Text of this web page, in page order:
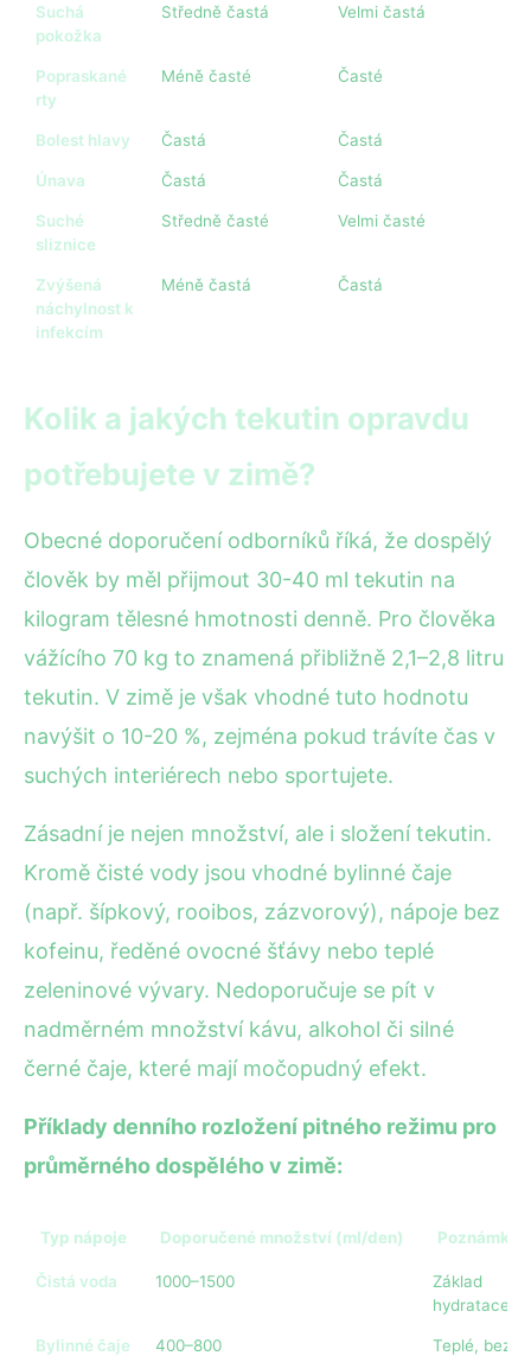
Suchá
pokožka
Středně častá Velmi častá
Popraskané
rty
Méně časté Časté
Bolest hlavy Častá Častá
Únava Častá Častá
Suché
sliznice
Středně časté Velmi časté
Zvýšená
náchylnost k
infekcím
Méně častá Častá
Kolik a jakých tekutin opravdu
potřebujete v zimě?
Obecné doporučení odborníků říká, že dospělý
člověk by měl přijmout 30-40 ml tekutin na
kilogram tělesné hmotnosti denně. Pro člověka
vážícího 70 kg to znamená přibližně 2,1–2,8 litru
tekutin. V zimě je však vhodné tuto hodnotu
navýšit o 10-20 %, zejména pokud trávíte čas v
suchých interiérech nebo sportujete.
Zásadní je nejen množství, ale i složení tekutin.
Kromě čisté vody jsou vhodné bylinné čaje
(např. šípkový, rooibos, zázvorový), nápoje bez
kofeinu, ředěné ovocné šťávy nebo teplé
zeleninové vývary. Nedoporučuje se pít v
nadměrném množství kávu, alkohol či silné
černé čaje, které mají močopudný efekt.
Příklady denního rozložení pitného režimu pro
průměrného dospělého v zimě:
Typ nápoje Doporučené množství (ml/den) Poznámka
Čistá voda 1000–1500
Základ
hydratace
Bylinné čaje 400–800
Teplé, bez